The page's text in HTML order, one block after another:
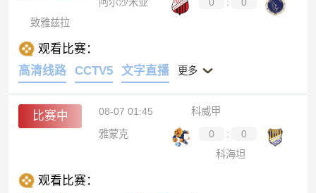
阿尔沙米亚
0 :
0
致雅兹拉
观看比赛：
高清线路
CCTV5 文字直播 更多
比赛中 08-07 01:45
科威甲
雅蒙克
0 :
0
科海坦
观看比赛：